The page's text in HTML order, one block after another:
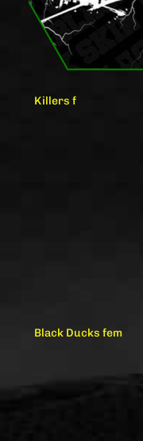
Killers f
Black Ducks fem